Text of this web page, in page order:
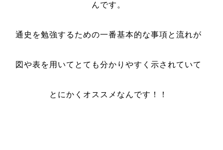
んです。
通史を勉強するための一番基本的な事項と流れが
図や表を用いてとても分かりやすく示されていて
とにかくオススメなんです！！